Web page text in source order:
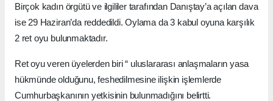
Birçok kadın örgütü ve ilgililer tarafından Danıştay’a açılan dava
ise 29 Haziran’da reddedildi. Oylama da 3 kabul oyuna karşılık
2 ret oyu bulunmaktadır.
Ret oyu veren üyelerden biri “ uluslararası anlaşmaların yasa
hükmünde olduğunu, feshedilmesine ilişkin işlemlerde
Cumhurbaşkanının yetkisinin bulunmadığını belirtti.